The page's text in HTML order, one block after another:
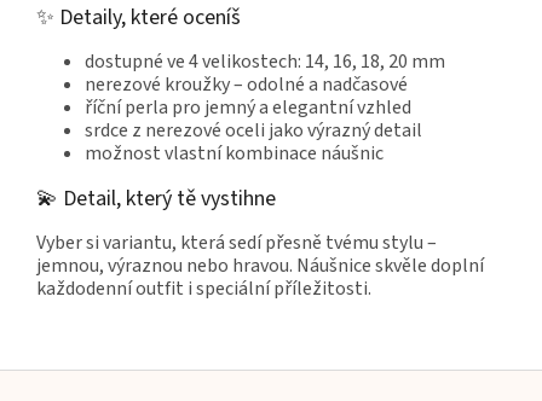
✨ Detaily, které oceníš
dostupné ve 4 velikostech: 14, 16, 18, 20 mm
nerezové kroužky – odolné a nadčasové
říční perla pro jemný a elegantní vzhled
srdce z nerezové oceli jako výrazný detail
možnost vlastní kombinace náušnic
💫 Detail, který tě vystihne
Vyber si variantu, která sedí přesně tvému stylu –
jemnou, výraznou nebo hravou. Náušnice skvěle doplní
každodenní outfit i speciální příležitosti.
Z